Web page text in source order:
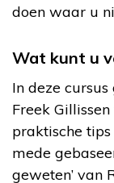
doen waar u
Wat kunt u
In deze
Freek
praktische
mede
geweten’ van